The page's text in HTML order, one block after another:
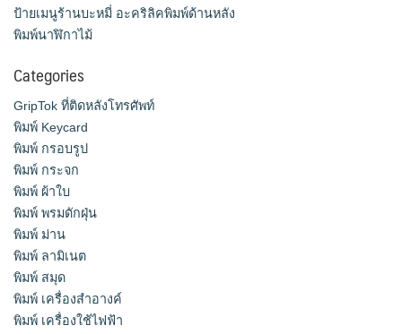
ป้ายเมนูร้านบะหมี่ อะคริลิคพิมพ์ด้านหลัง
พิมพ์นาฬิกาไม้
Categories
GripTok ที่ติดหลังโทรศัพท์
พิมพ์ Keycard
พิมพ์ กรอบรูป
พิมพ์ กระจก
พิมพ์ ผ้าใบ
พิมพ์ พรมดักฝุ่น
พิมพ์ ม่าน
พิมพ์ ลามิเนต
พิมพ์ สมุด
พิมพ์ เครื่องสําอางค์
พิมพ์ เครื่องใช้ไฟฟ้า